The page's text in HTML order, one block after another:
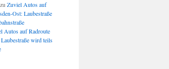
Zuviel Autos auf
Ost: Laubestraße
Autos auf Radroute
wird teils